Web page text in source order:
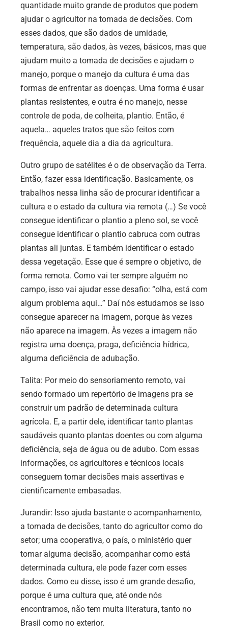
quantidade muito grande de produtos que podem
ajudar o agricultor na tomada de decisões. Com
esses dados, que são dados de umidade,
temperatura, são dados, às vezes, básicos, mas que
ajudam muito a tomada de decisões e ajudam o
manejo, porque o manejo da cultura é uma das
formas de enfrentar as doenças. Uma forma é usar
plantas resistentes, e outra é no manejo, nesse
controle de poda, de colheita, plantio. Então, é
aquela… aqueles tratos que são feitos com
frequência, aquele dia a dia da agricultura.
Outro grupo de satélites é o de observação da Terra.
Então, fazer essa identificação. Basicamente, os
trabalhos nessa linha são de procurar identificar a
cultura e o estado da cultura via remota (…) Se você
consegue identificar o plantio a pleno sol, se você
consegue identificar o plantio cabruca com outras
plantas ali juntas. E também identificar o estado
dessa vegetação. Esse que é sempre o objetivo, de
forma remota. Como vai ter sempre alguém no
campo, isso vai ajudar esse desafio: “olha, está com
algum problema aqui…” Daí nós estudamos se isso
consegue aparecer na imagem, porque às vezes
não aparece na imagem. Às vezes a imagem não
registra uma doença, praga, deficiência hídrica,
alguma deficiência de adubação.
Talita: Por meio do sensoriamento remoto, vai
sendo formado um repertório de imagens pra se
construir um padrão de determinada cultura
agrícola. E, a partir dele, identificar tanto plantas
saudáveis quanto plantas doentes ou com alguma
deficiência, seja de água ou de adubo. Com essas
informações, os agricultores e técnicos locais
conseguem tomar decisões mais assertivas e
cientificamente embasadas.
Jurandir: Isso ajuda bastante o acompanhamento,
a tomada de decisões, tanto do agricultor como do
setor; uma cooperativa, o país, o ministério quer
tomar alguma decisão, acompanhar como está
determinada cultura, ele pode fazer com esses
dados. Como eu disse, isso é um grande desafio,
porque é uma cultura que, até onde nós
encontramos, não tem muita literatura, tanto no
Brasil como no exterior.